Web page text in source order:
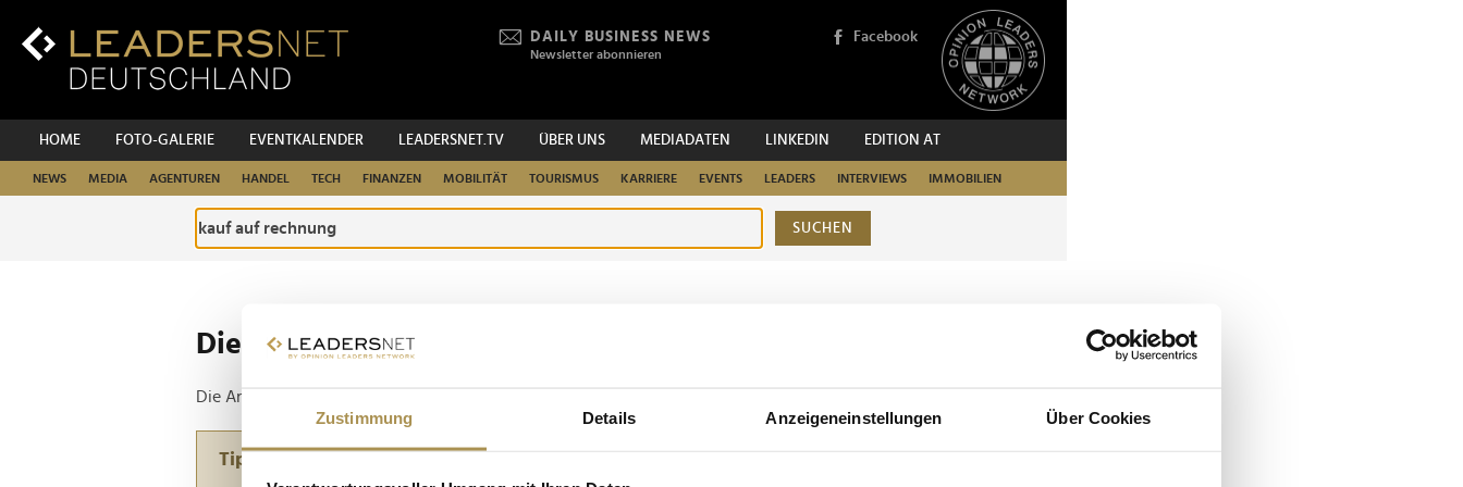
Zustimmung Details Anzeigeneinstellungen Über Cookies
Inhalt
DAILY BUSINESS NEWS
Newsletter abonnieren
Facebook
HOME FOTO-GALERIE EVENTKALENDER LEADERSNET.TV ÜBER UNS MEDIADATEN LINKEDIN EDITION AT
NEWS MEDIA AGENTUREN HANDEL TECH FINANZEN MOBILITÄT TOURISMUS KARRIERE EVENTS LEADERS INTERVIEWS IMMOBILIEN
SUCHEN
Die ganze Website durchsuchen
Die Anfrage ergab 1 Treffer.
Tipp